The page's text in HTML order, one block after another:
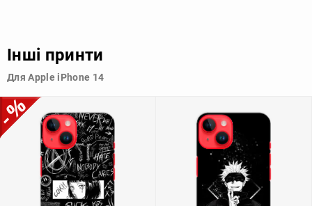
для Apple iPhone 14 з чорного матового силікону дозволяє
особистому смаку.
Узагалі, чохол для телефону - це дуже корисний аксесуар, який
допомагає захистити ваш пристрій, зберегти його цінність і
додати зручності в користуванні.
Інші принти
Для Apple iPhone 14